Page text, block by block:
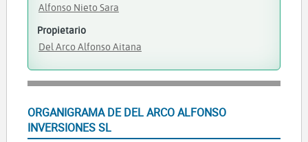
Alfonso Nieto Sara
Propietario
Del Arco Alfonso Aitana
ORGANIGRAMA DE DEL ARCO ALFONSO
INVERSIONES SL